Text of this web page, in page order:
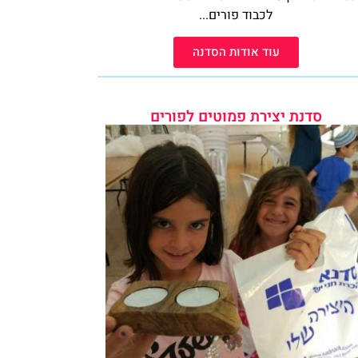
יצירת פמוטים מעץ זית לשבת וחג סדנת יצירת
פמוטים מענפי...
עוד אודות הסדנה